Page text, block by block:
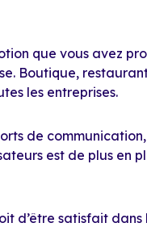
que vous avez
Boutique,
les entreprises.
de
est de plus en
d’être satisfait